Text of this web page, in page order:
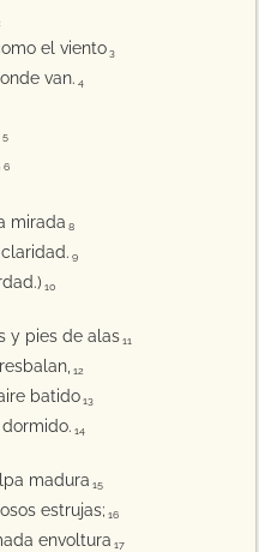
el viento 3
van. 4
5
6
mirada 8
9
10
y pies de alas 11
12
batido 13
14
madura 15
estrujas; 16
envoltura 17